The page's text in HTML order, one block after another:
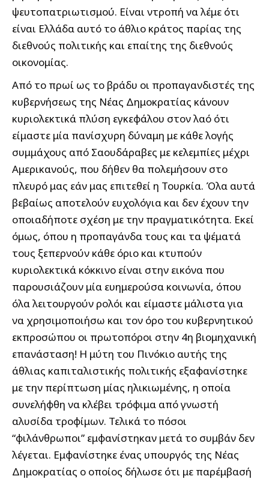
ψευτοπατριωτισμού. Είναι ντροπή να λέμε ότι
είναι Ελλάδα αυτό το άθλιο κράτος παρίας της
διεθνούς πολιτικής και επαίτης της διεθνούς
οικονομίας.
Από το πρωί ως το βράδυ οι προπαγανδιστές της
κυβερνήσεως της Νέας Δημοκρατίας κάνουν
κυριολεκτικά πλύση εγκεφάλου στον λαό ότι
είμαστε μία πανίσχυρη δύναμη με κάθε λογής
συμμάχους από Σαουδάραβες με κελεμπίες μέχρι
Αμερικανούς, που δήθεν θα πολεμήσουν στο
πλευρό μας εάν μας επιτεθεί η Τουρκία. Όλα αυτά
βεβαίως αποτελούν ευχολόγια και δεν έχουν την
οποιαδήποτε σχέση με την πραγματικότητα. Εκεί
όμως, όπου η προπαγάνδα τους και τα ψέματά
τους ξεπερνούν κάθε όριο και κτυπούν
κυριολεκτικά κόκκινο είναι στην εικόνα που
παρουσιάζουν μία ευημερούσα κοινωνία, όπου
όλα λειτουργούν ρολόι και είμαστε μάλιστα για
να χρησιμοποιήσω και τον όρο του κυβερνητικού
εκπροσώπου οι πρωτοπόροι στην 4η βιομηχανική
επανάσταση! Η μύτη του Πινόκιο αυτής της
άθλιας καπιταλιστικής πολιτικής εξαφανίστηκε
με την περίπτωση μίας ηλικιωμένης, η οποία
συνελήφθη να κλέβει τρόφιμα από γνωστή
αλυσίδα τροφίμων. Τελικά το πόσοι
“φιλάνθρωποι” εμφανίστηκαν μετά το συμβάν δεν
λέγεται. Εμφανίστηκε ένας υπουργός της Νέας
Δημοκρατίας ο οποίος δήλωσε ότι με παρέμβασή